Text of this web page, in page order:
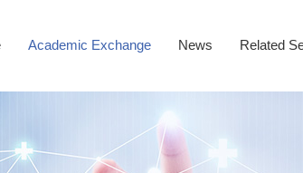
Academic Exchange News Related